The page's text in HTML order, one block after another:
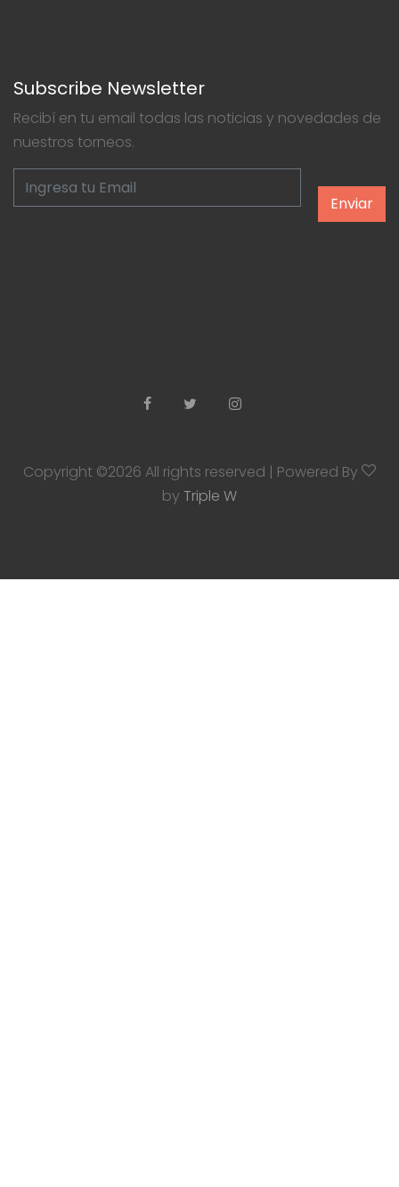
Subscribe Newsletter
Recibí en tu email todas las noticias y novedades de
nuestros torneos.
Enviar
Copyright ©2026 All rights reserved | Powered By
by Triple W